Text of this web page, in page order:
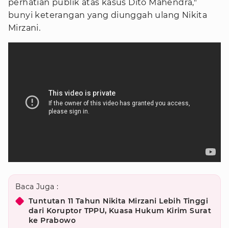
perhatian publik atas kasus Dito Mahendra,"
bunyi keterangan yang diunggah ulang Nikita
Mirzani.
Baca Juga :
Tuntutan 11 Tahun Nikita Mirzani Lebih Tinggi
dari Koruptor TPPU, Kuasa Hukum Kirim Surat
ke Prabowo